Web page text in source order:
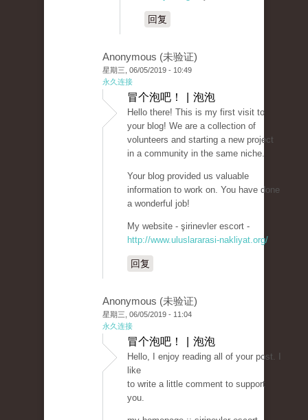
回复
Anonymous (未验证)
星期三, 06/05/2019 - 10:49
永久连接
冒个泡吧！ | 泡泡
Hello there! This is my first visit to
your blog! We are a collection of
volunteers and starting a new project
in a community in the same niche.
Your blog provided us valuable
information to work on. You have done
a wonderful job!
My website - şirinevler escort -
http://www.uluslararasi-nakliyat.org/
回复
Anonymous (未验证)
星期三, 06/05/2019 - 11:04
永久连接
冒个泡吧！ | 泡泡
Hello, I enjoy reading all of your post. I
like
to write a little comment to support
you.